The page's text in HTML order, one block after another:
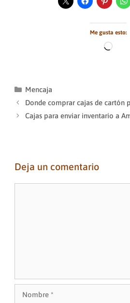
Me gusta esto:
Categorías
Mencaja
Donde comprar cajas de cartón
Cajas para enviar inventario a
Deja un comentario